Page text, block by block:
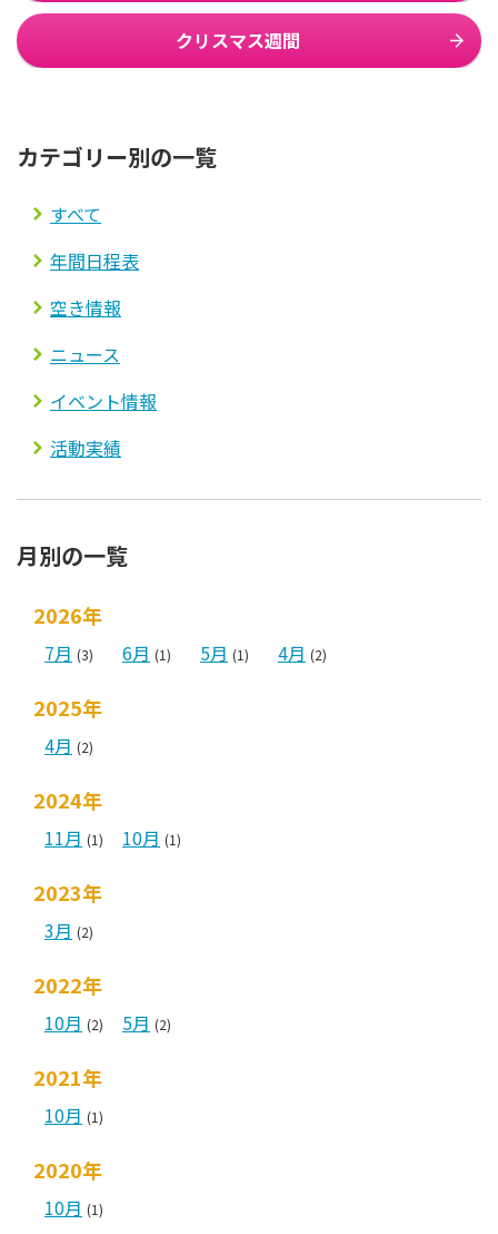
クリスマス週間
カテゴリー別の一覧
すべて
年間日程表
空き情報
ニュース
イベント情報
活動実績
月別の一覧
2026年
7月 (3) 6月 (1) 5月 (1) 4月 (2)
2025年
4月 (2)
2024年
11月 (1) 10月 (1)
2023年
3月 (2)
2022年
10月 (2) 5月 (2)
2021年
10月 (1)
2020年
10月 (1)